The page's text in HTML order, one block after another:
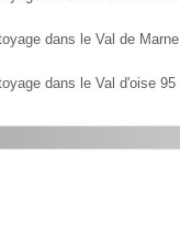
dans le Val de Marne
dans le Val d'oise 95